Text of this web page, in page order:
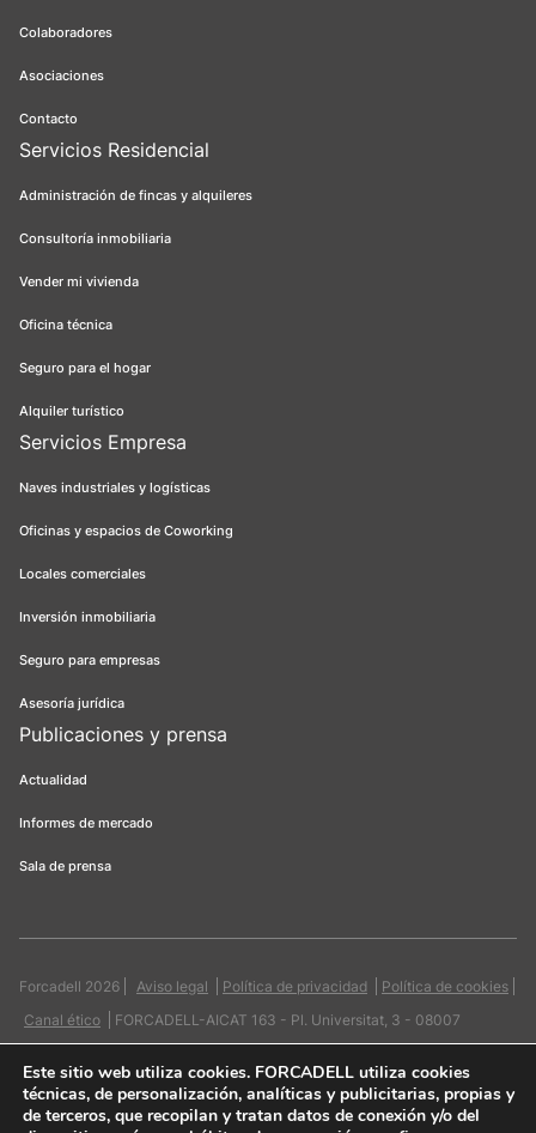
Colaboradores
Asociaciones
Contacto
Servicios Residencial
Administración de fincas y alquileres
Consultoría inmobiliaria
Vender mi vivienda
Oficina técnica
Seguro para el hogar
Alquiler turístico
Servicios Empresa
Naves industriales y logísticas
Oficinas y espacios de Coworking
Locales comerciales
Inversión inmobiliaria
Seguro para empresas
Asesoría jurídica
Publicaciones y prensa
Actualidad
Informes de mercado
Sala de prensa
Forcadell 2026 Aviso legal Política de privacidad
Política de cookies
Canal ético
FORCADELL-AICAT 163 - Pl. Universitat, 3 - 08007
Este sitio web utiliza cookies. FORCADELL utiliza cookies
técnicas, de personalización, analíticas y publicitarias, propias y
de terceros, que recopilan y tratan datos de conexión y/o del